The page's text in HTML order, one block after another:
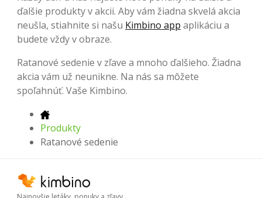
ďalšie produkty v akcii. Aby vám žiadna skvelá akcia
neušla, stiahnite si našu Kimbino app aplikáciu a
budete vždy v obraze.
Ratanové sedenie v zľave a mnoho ďalšieho. Žiadna
akcia vám už neunikne. Na nás sa môžete
spoľahnúť. Vaše Kimbino.
Produkty
Ratanové sedenie